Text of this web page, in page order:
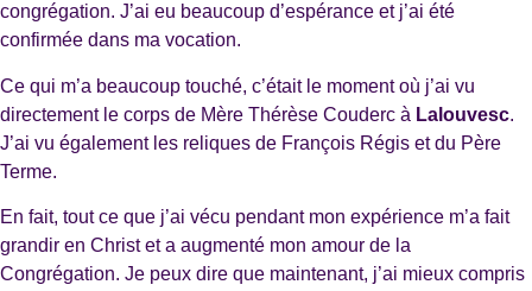
congrégation. J’ai eu beaucoup d’espérance et j’ai été
confirmée dans ma vocation.
Ce qui m’a beaucoup touché, c’était le moment où j’ai vu
directement le corps de Mère Thérèse Couderc à Lalouvesc.
J’ai vu également les reliques de François Régis et du Père
Terme.
En fait, tout ce que j’ai vécu pendant mon expérience m’a fait
grandir en Christ et a augmenté mon amour de la
Congrégation. Je peux dire que maintenant, j’ai mieux compris